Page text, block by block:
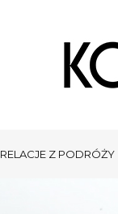
RELACJE Z PODRÓŻY